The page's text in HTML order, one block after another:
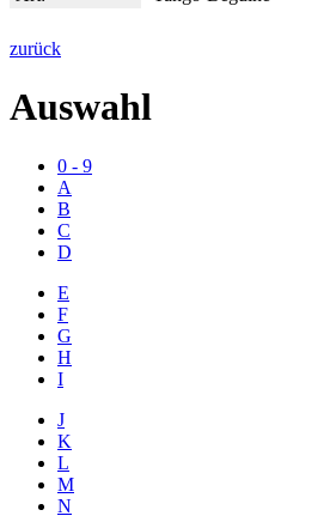
zurück
Auswahl
0 - 9
A
B
C
D
E
F
G
H
I
J
K
L
M
N